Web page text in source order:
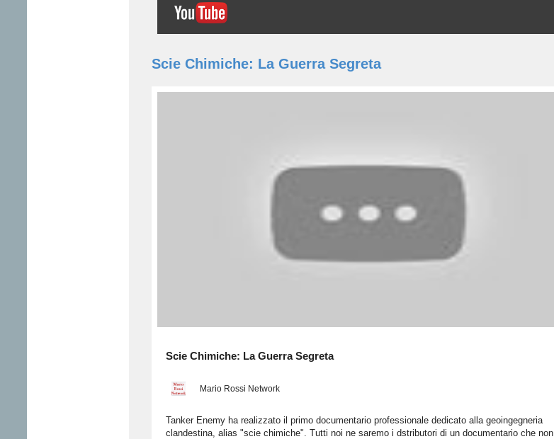
Scie Chimiche: La Guerra Segreta
Scie Chimiche: La Guerra Segreta
Mario Rossi Network
Tanker Enemy ha realizzato il primo documentario professionale dedicato alla geoingegneria
clandestina, alias "scie chimiche". Tutti noi ne saremo i dstributori di un documentario che non